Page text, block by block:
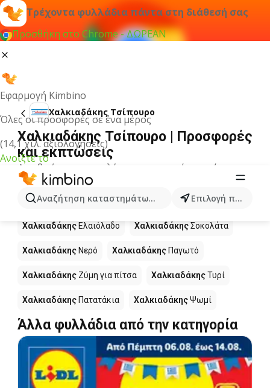
Τρέχοντα φυλλάδια πάντα στη διάθεσή σας
Προσθήκη στο Chrome - ΔΩΡΕΑΝ
Εφαρμογή Kimbino
Όλες οι προσφορές σε ένα μέρος
(14,1 χιλ. αξιολογήσεις)
Ανοίξτε το
Αναζήτηση καταστημάτων, κατηγοριών, προϊόντων...
Επιλογή πόλης
Χαλκιαδάκης Τσίπουρο
Χαλκιαδάκης Τσίπουρο | Προσφορές
και εκπτώσεις
Δεν βρήκαμε αποτελέσματα για αυτόν τον όρο.
Άλλα προϊόντα στα καταστήματα
Χαλκιαδάκης
Χαλκιαδάκης Ελαιόλαδο ΧαλκιαδάκηςΣοκολάτα
Χαλκιαδάκης Νερό Χαλκιαδάκης Παγωτό
Χαλκιαδάκης Ζύμη για πίτσα ΧαλκιαδάκηςΤυρί
Χαλκιαδάκης Πατατάκια ΧαλκιαδάκηςΨωμί
Άλλα φυλλάδια από την κατηγορία